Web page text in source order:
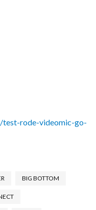
test-rode-videomic-go-
BIG BOTTOM